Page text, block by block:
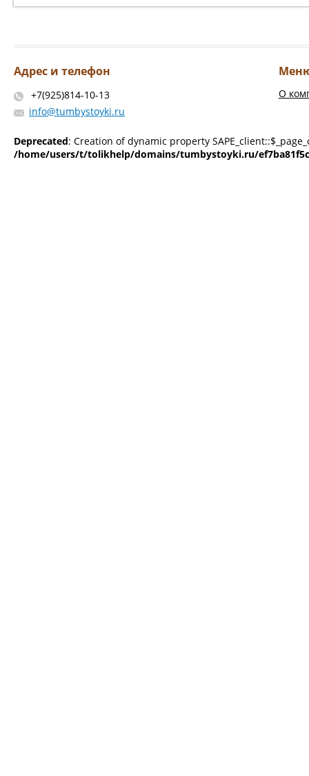
Адрес и телефон
+7(925)814-10-13
info@tumbystoyki.ru
О
Deprecated: Creation of dynamic property
/home/users/t/tolikhelp/domains/tumbystoyki.ru/